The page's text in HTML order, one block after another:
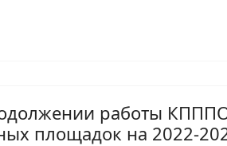
работы
площадок на 2022-